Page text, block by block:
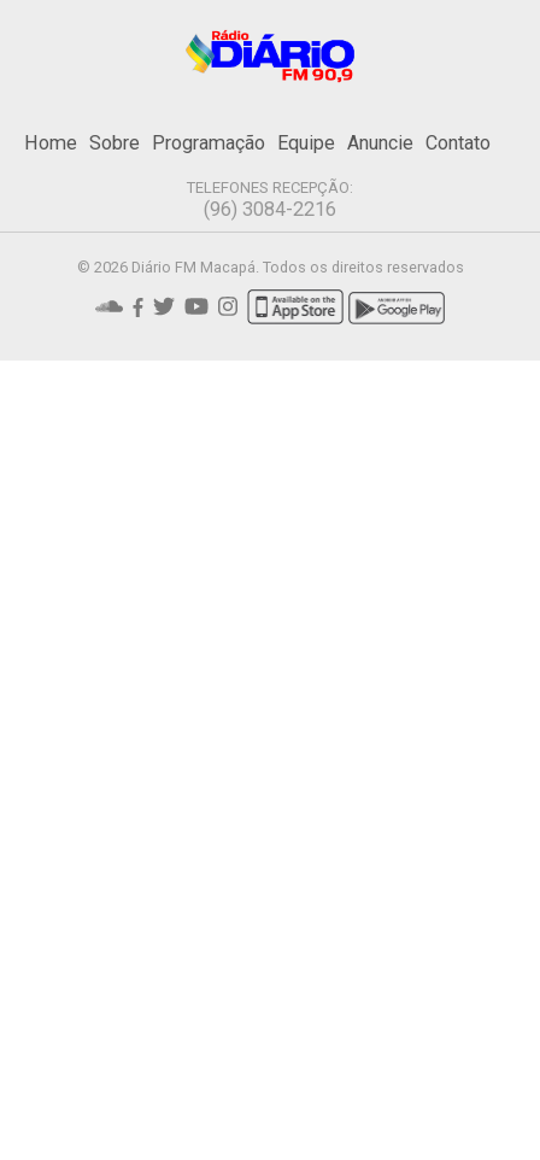
Home Sobre Programação Equipe Anuncie Contato
TELEFONES RECEPÇÃO:
(96) 3084-2216
© 2026 Diário FM Macapá. Todos os direitos reservados